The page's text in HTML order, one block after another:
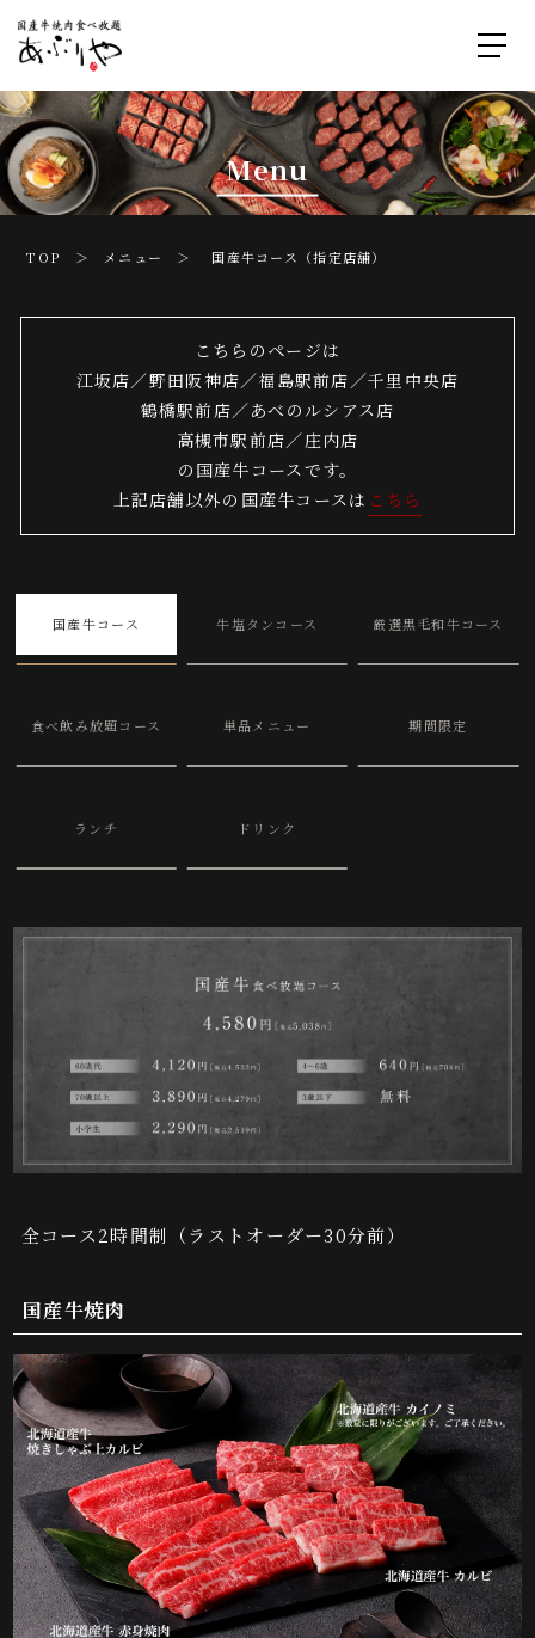
Menu
TOP ＞ メニュー ＞ 国産牛コース（指定店舗）
こちらのページは
江坂店／野田阪神店／福島駅前店／千里中央店
鶴橋駅前店／あべのルシアス店
高槻市駅前店／庄内店
の国産牛コースです。
上記店舗以外の国産牛コースは こちら
国産牛コース 牛塩タンコース 厳選黒毛和牛コース
食べ飲み放題コース 単品メニュー 期間限定
ランチ ドリンク
全コース2時間制（ラストオーダー30分前）
国産牛焼肉